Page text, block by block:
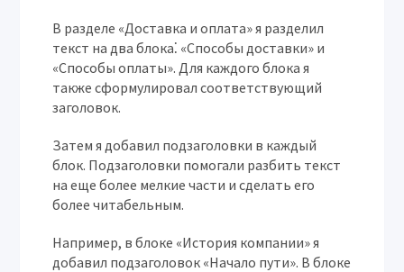
В разделе «Доставка и оплата» я разделил
текст на два блока⁚ «Способы доставки» и
«Способы оплаты». Для каждого блока я
также сформулировал соответствующий
заголовок.
Затем я добавил подзаголовки в каждый
блок. Подзаголовки помогали разбить текст
на еще более мелкие части и сделать его
более читабельным.
Например, в блоке «История компании» я
добавил подзаголовок «Начало пути». В блоке